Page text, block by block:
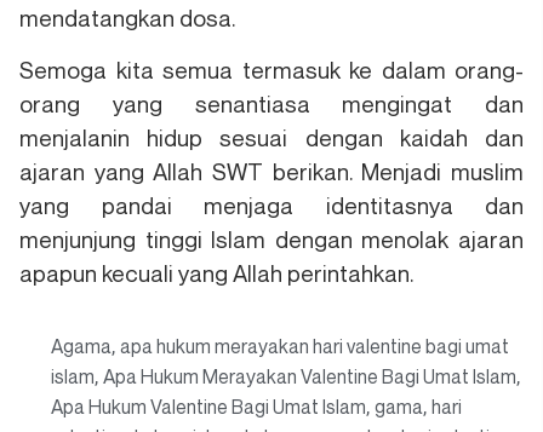
mendatangkan dosa.
Semoga kita semua termasuk ke dalam orang-
orang yang senantiasa mengingat dan
menjalanin hidup sesuai dengan kaidah dan
ajaran yang Allah SWT berikan. Menjadi muslim
yang pandai menjaga identitasnya dan
menjunjung tinggi Islam dengan menolak ajaran
apapun kecuali yang Allah perintahkan.
Agama, apa hukum merayakan hari valentine bagi umat
islam, Apa Hukum Merayakan Valentine Bagi Umat Islam,
Apa Hukum Valentine Bagi Umat Islam, gama, hari